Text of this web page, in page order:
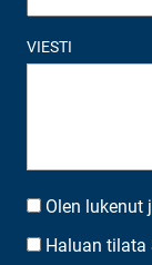
VIESTI
SUOSTUMUS*
Olen lukenut
UUTISKIRJEEN
Haluan tilata